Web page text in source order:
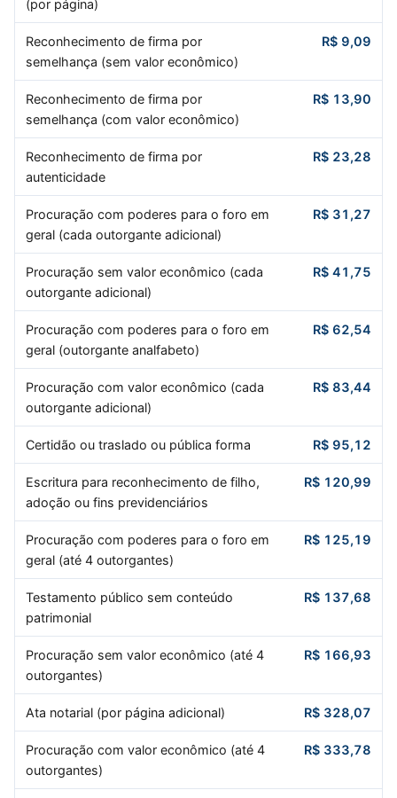
(por página)
Reconhecimento de firma por
semelhança (sem valor econômico)
R$ 9,09
Reconhecimento de firma por
semelhança (com valor econômico)
R$ 13,90
Reconhecimento de firma por
autenticidade
R$ 23,28
Procuração com poderes para o foro em
geral (cada outorgante adicional)
R$ 31,27
Procuração sem valor econômico (cada
outorgante adicional)
R$ 41,75
Procuração com poderes para o foro em
geral (outorgante analfabeto)
R$ 62,54
Procuração com valor econômico (cada
outorgante adicional)
R$ 83,44
Certidão ou traslado ou pública forma R$ 95,12
Escritura para reconhecimento de filho,
adoção ou fins previdenciários
R$ 120,99
Procuração com poderes para o foro em
geral (até 4 outorgantes)
R$ 125,19
Testamento público sem conteúdo
patrimonial
R$ 137,68
Procuração sem valor econômico (até 4
outorgantes)
R$ 166,93
Ata notarial (por página adicional) R$ 328,07
Procuração com valor econômico (até 4
outorgantes)
R$ 333,78